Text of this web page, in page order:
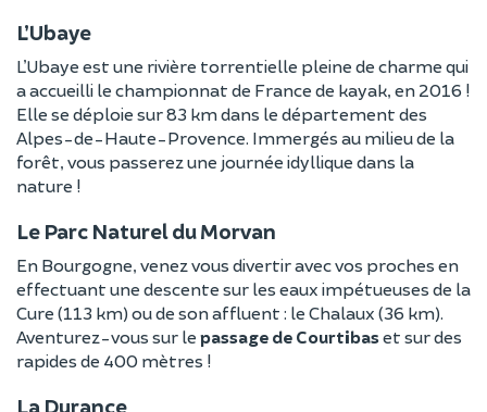
L’Ubaye
L’Ubaye est une rivière torrentielle pleine de charme qui
a accueilli le championnat de France de kayak, en 2016 !
Elle se déploie sur 83 km dans le département des
Alpes-de-Haute-Provence. Immergés au milieu de la
forêt, vous passerez une journée idyllique dans la
nature !
Le Parc Naturel du Morvan
En Bourgogne, venez vous divertir avec vos proches en
effectuant une descente sur les eaux impétueuses de la
Cure (113 km) ou de son affluent : le Chalaux (36 km).
Aventurez-vous sur le passage de Courtibaset sur des
rapides de 400 mètres !
La Durance